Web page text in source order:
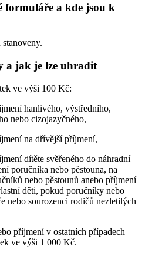
formuláře a kde jsou k
stanoveny.
a jak je lze uhradit
ve výši 100 Kč:
hanlivého, výstředního,
nebo cizojazyčného,
na dřívější příjmení,
dítěte svěřeného do náhradní
poručníka nebo pěstouna, na
nebo pěstounů anebo příjmení
děti, pokud poručníky nebo
nebo sourozenci rodičů nezletilých
příjmení v ostatních případech
ve výši 1 000 Kč.